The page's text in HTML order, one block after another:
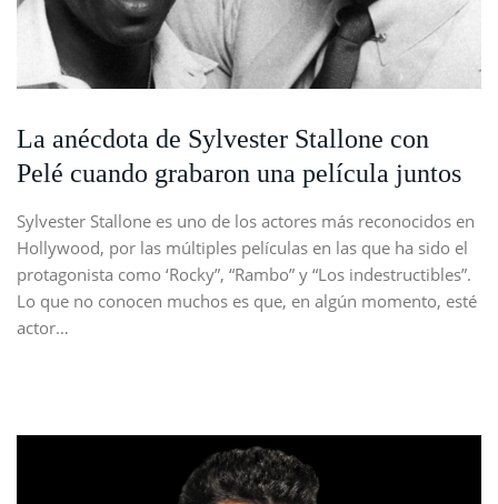
La anécdota de Sylvester Stallone con
Pelé cuando grabaron una película juntos
Sylvester Stallone es uno de los actores más reconocidos en
Hollywood, por las múltiples películas en las que ha sido el
protagonista como ‘Rocky”, “Rambo” y “Los indestructibles”.
Lo que no conocen muchos es que, en algún momento, esté
actor…